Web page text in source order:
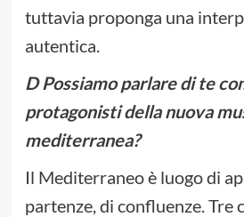
tuttavia proponga una
autentica.
D Possiamo parlare di te
protagonisti della nuova
mediterranea?
Il Mediterraneo è luogo di
partenze, di confluenze. Tre